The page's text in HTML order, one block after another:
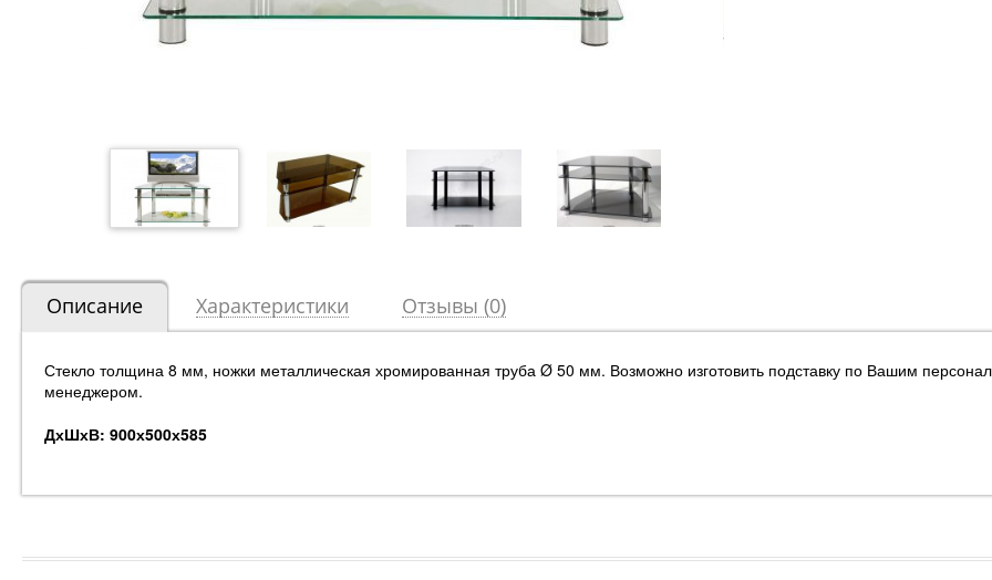
Описание Характеристики Отзывы (0)
Стекло толщина 8 мм, ножки металлическая хромированная труба Ø 50 мм. Возможно изготовить подставку по Вашим
менеджером.
ДхШхВ: 900х500х585